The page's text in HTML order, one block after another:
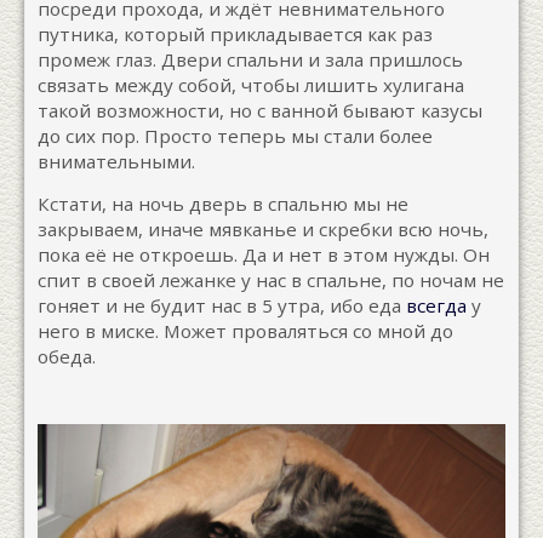
посреди прохода, и ждёт невнимательного
путника, который прикладывается как раз
промеж глаз. Двери спальни и зала пришлось
связать между собой, чтобы лишить хулигана
такой возможности, но с ванной бывают казусы
до сих пор. Просто теперь мы стали более
внимательными.
Кстати, на ночь дверь в спальню мы не
закрываем, иначе мявканье и скребки всю ночь,
пока её не откроешь. Да и нет в этом нужды. Он
спит в своей лежанке у нас в спальне, по ночам не
гоняет и не будит нас в 5 утра, ибо еда всегда у
него в миске. Может проваляться со мной до
обеда.